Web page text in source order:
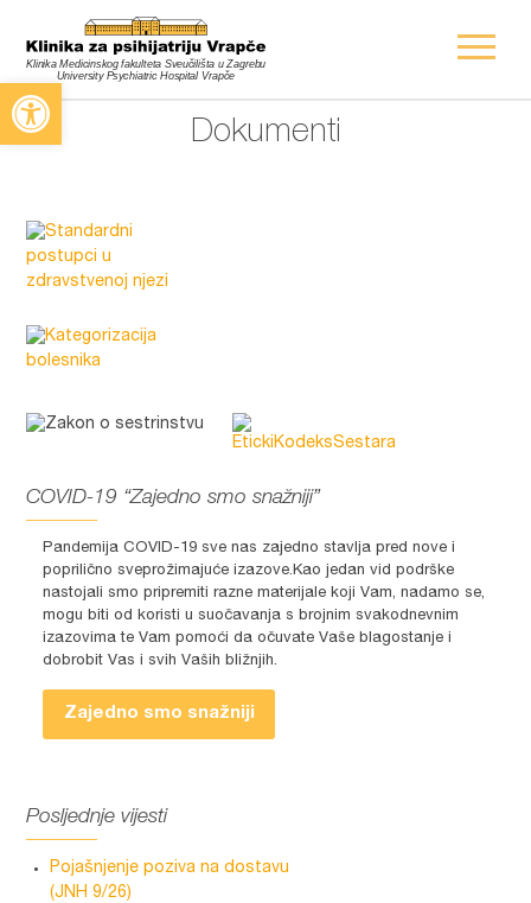
Open toolbar
Dokumenti
COVID-19 “Zajedno smo snažniji”
Pandemija COVID-19 sve nas zajedno stavlja pred nove i
poprilično sveprožimajuće izazove.Kao jedan vid podrške
nastojali smo pripremiti razne materijale koji Vam, nadamo se,
mogu biti od koristi u suočavanja s brojnim svakodnevnim
izazovima te Vam pomoći da očuvate Vaše blagostanje i
dobrobit Vas i svih Vaših bližnjih.
Zajedno smo snažniji
Posljednje vijesti
Pojašnjenje poziva na dostavu
(JNH 9/26)